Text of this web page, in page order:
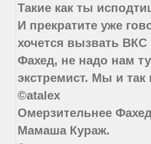
Такие как ты
И прекратите уже
хочется вызвать
Фахед, не надо нам
экстремист. Мы и
©atalex
Омерзительнее
Мамаша Кураж.